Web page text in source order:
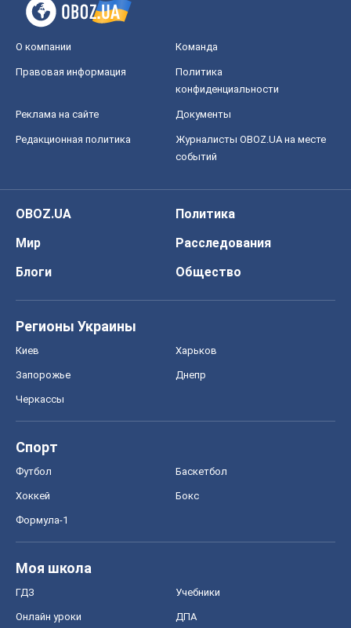
О компании Команда
Правовая информация
Политика
конфиденциальности
Реклама на сайте Документы
Редакционная политика
Журналисты OBOZ.UA на месте
событий
OBOZ.UA
Политика
Мир
Расследования
Блоги
Общество
Регионы Украины
Киев Харьков
Запорожье Днепр
Черкассы
Спорт
Футбол Баскетбол
Хоккей Бокс
Формула-1
Моя школа
ГДЗ Учебники
Онлайн уроки ДПА